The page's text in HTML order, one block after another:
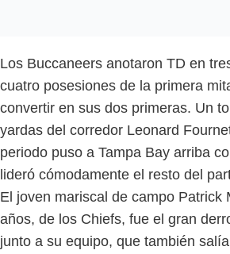
Los Buccaneers anotaron TD en
cuatro posesiones de la primera
convertir en sus dos primeras. Un
yardas del corredor Leonard
periodo puso a Tampa Bay arriba
lideró cómodamente el resto del
El joven mariscal de campo Patrick
años, de los Chiefs, fue el gran
junto a su equipo, que también